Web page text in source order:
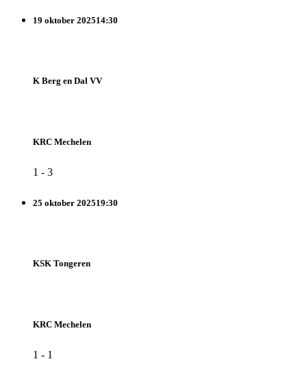
19 oktober 202514:30
K Berg en Dal VV
KRC Mechelen
1 - 3
25 oktober 202519:30
KSK Tongeren
KRC Mechelen
1 - 1